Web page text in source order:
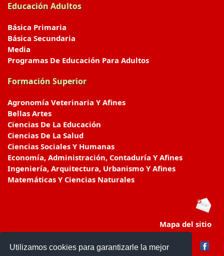
Utilizamos cookies para garantizarle la mejor
Educación Adultos
Básica Primaria
Básica Secundaria
Media
Programas De Educación Para Adultos
Formación Superior
Agronomía Veterinaria Y Afines
Bellas Artes
Ciencias De La Educación
Ciencias De La Salud
Ciencias Sociales Y Humanas
Economía, Administración, Contaduría Y Afines
Ingeniería, Arquitectura, Urbanismo Y Afines
Matemáticas Y Ciencias Naturales
Mapa del sitio